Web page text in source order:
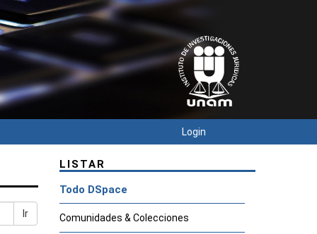
Login
Ir
LISTAR
Todo DSpace
Comunidades & Colecciones